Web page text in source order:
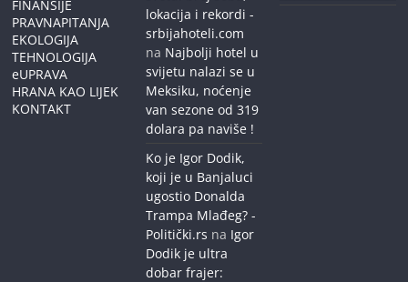
FINANSIJE
PRAVNAPITANJA
EKOLOGIJA
TEHNOLOGIJA
eUPRAVA
HRANA KAO LIJEK
KONTAKT
lokacija i rekordi -
srbijahoteli.com
na Najbolji hotel u
svijetu nalazi se u
Meksiku, noćenje
van sezone od 319
dolara pa naviše !
Ko je Igor Dodik,
koji je u Banjaluci
ugostio Donalda
Trampa Mlađeg? -
Politički.rs na Igor
Dodik je ultra
dobar frajer: